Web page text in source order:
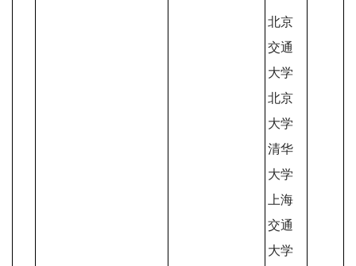
北京
交通
大学
北京
大学
清华
大学
上海
交通
大学